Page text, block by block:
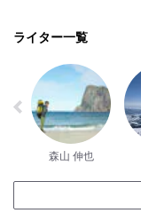
ライター一覧
森山 伸也